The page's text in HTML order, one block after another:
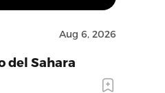
Aug 6, 2026
del Sahara